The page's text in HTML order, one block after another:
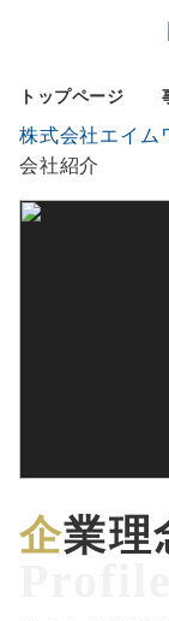
トップページ
株式会社エイム
会社紹介
企業